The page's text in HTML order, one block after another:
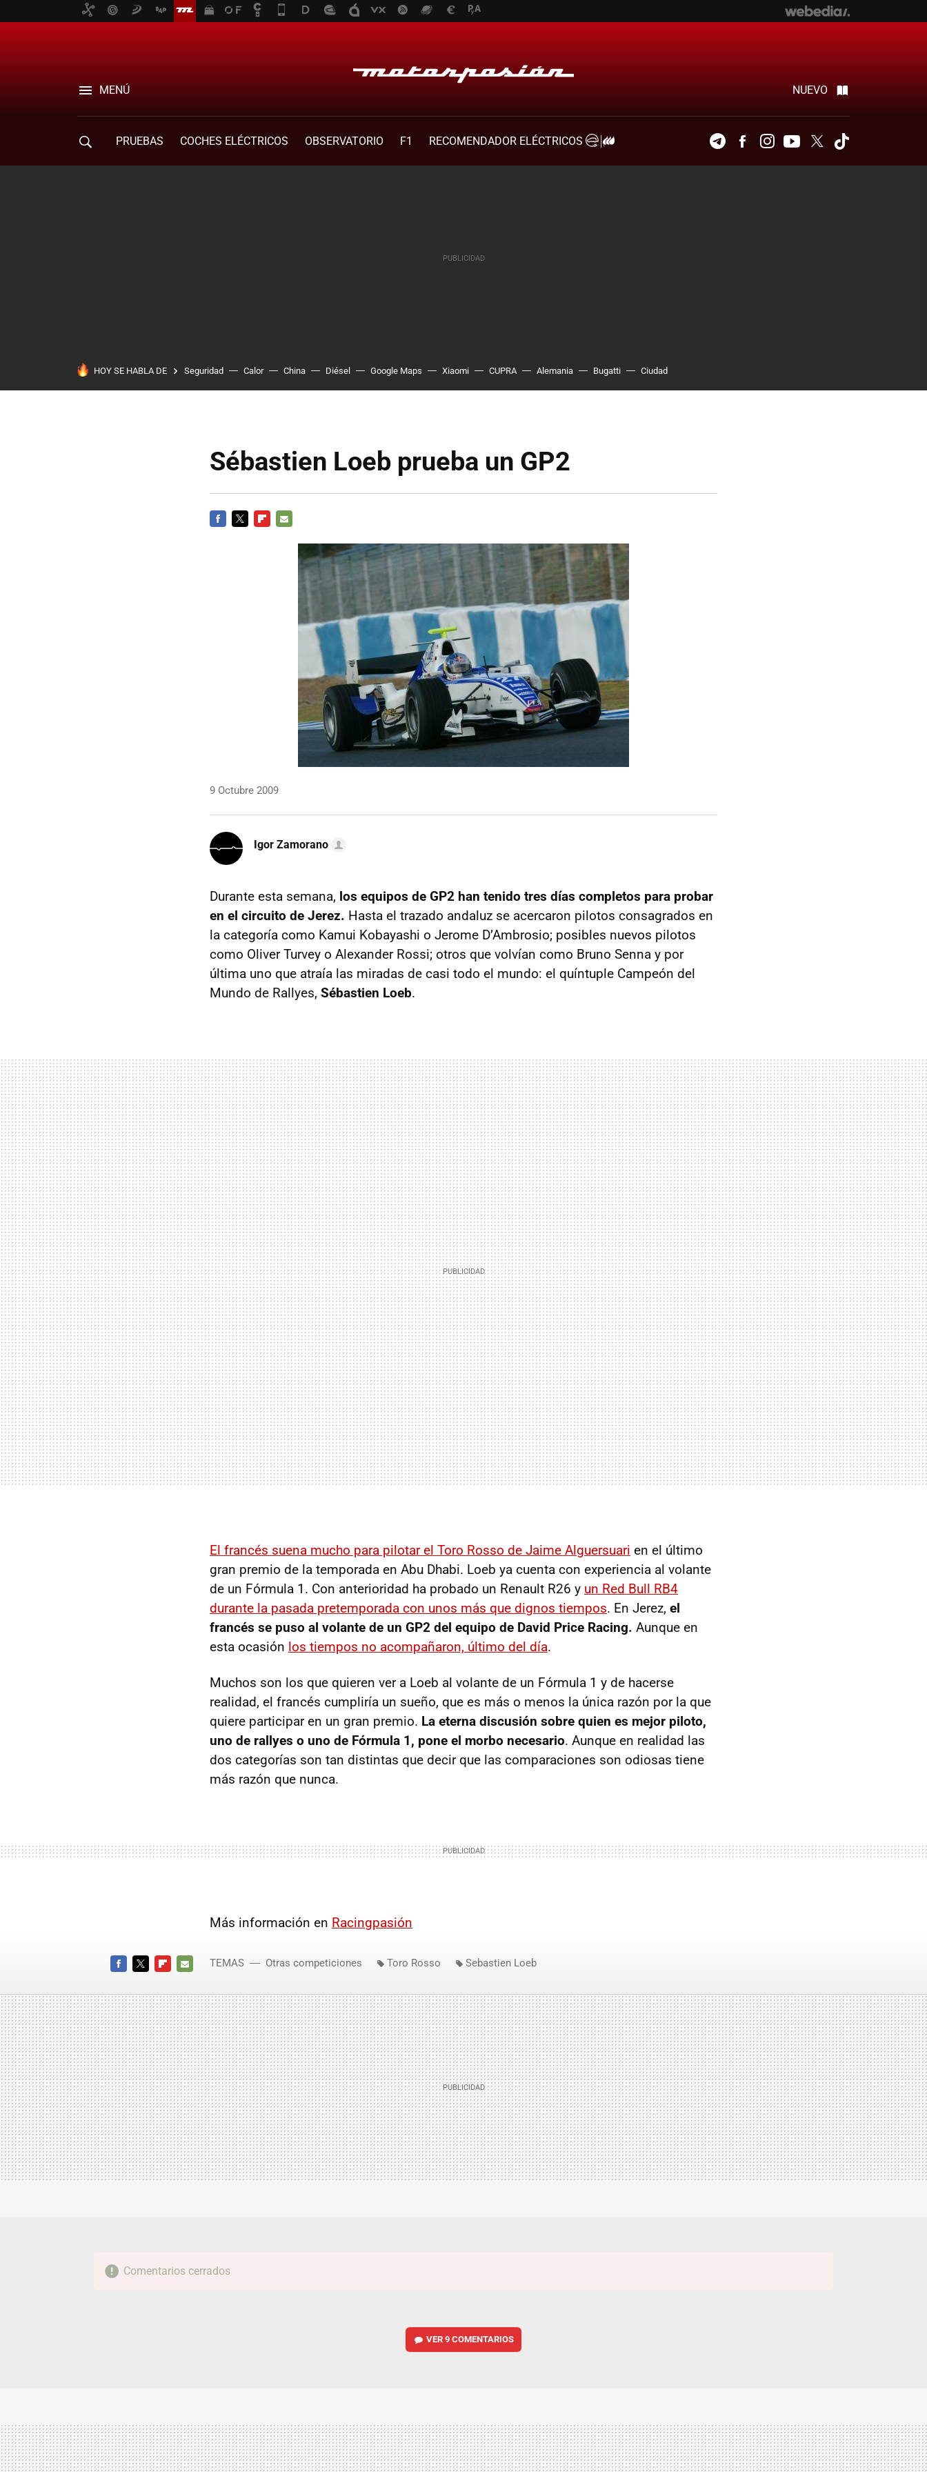
MENÚ NUEVO
PRUEBAS COCHES ELÉCTRICOS OBSERVATORIO F1
RECOMENDADOR ELÉCTRICOS
TelegramFacebookInstagramYoutubeTwitter
HOY SE HABLA DE Seguridad Calor China Diésel Google Maps Xiaomi CUPRA Alemania Bugatti Ciudad
Sébastien Loeb prueba un GP2
9 Octubre 2009
Igor Zamorano
Durante esta semana, los equipos de GP2 han tenido tres días completos para probar
en el circuito de Jerez. Hasta el trazado andaluz se acercaron pilotos consagrados en
la categoría como Kamui Kobayashi o Jerome D’Ambrosio; posibles nuevos pilotos
como Oliver Turvey o Alexander Rossi; otros que volvían como Bruno Senna y por
última uno que atraía las miradas de casi todo el mundo: el quíntuple Campeón del
Mundo de Rallyes, Sébastien Loeb.
El francés suena mucho para pilotar el Toro Rosso de Jaime Alguersuari en el último
gran premio de la temporada en Abu Dhabi. Loeb ya cuenta con experiencia al volante
de un Fórmula 1. Con anterioridad ha probado un Renault R26 y un Red Bull RB4
durante la pasada pretemporada con unos más que dignos tiempos. En Jerez, el
francés se puso al volante de un GP2 del equipo de David Price Racing. Aunque en
esta ocasión los tiempos no acompañaron, último del día.
Muchos son los que quieren ver a Loeb al volante de un Fórmula 1 y de hacerse
realidad, el francés cumpliría un sueño, que es más o menos la única razón por la que
quiere participar en un gran premio. La eterna discusión sobre quien es mejor piloto,
uno de rallyes o uno de Fórmula 1, pone el morbo necesario. Aunque en realidad las
dos categorías son tan distintas que decir que las comparaciones son odiosas tiene
más razón que nunca.
Más información en Racingpasión
MAIL
TEMAS Otras competiciones Toro Rosso Sebastien Loeb
Comentarios cerrados
VER9 COMENTARIOS